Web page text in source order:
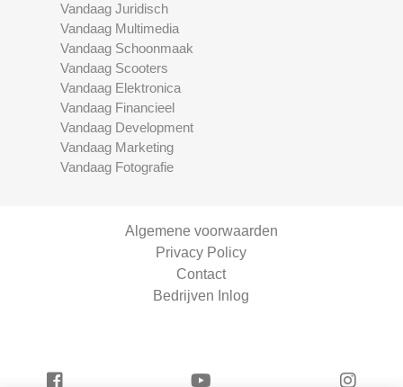
Vandaag Juridisch
Vandaag Multimedia
Vandaag Schoonmaak
Vandaag Scooters
Vandaag Elektronica
Vandaag Financieel
Vandaag Development
Vandaag Marketing
Vandaag Fotografie
Algemene voorwaarden
Privacy Policy
Contact
Bedrijven Inlog